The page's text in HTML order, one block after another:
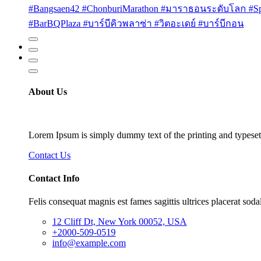
#Bangsaen42 #ChonburiMarathon #มาราธอนระดับโล
#BarBQPlaza #บาร์บีคิวพลาซ่า #วิตอะเดย์ #บาร์บีกอน
About Us
Lorem Ipsum is simply dummy text of the printing and
Contact Us
Contact Info
Felis consequat magnis est fames sagittis ultrices placerat
12 Cliff Dt, New York 00052, USA
+2000-509-0519
info@example.com